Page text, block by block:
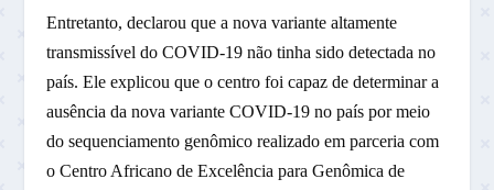
Entretanto, declarou que a nova variante altamente
transmissível do COVID-19 não tinha sido detectada no
país. Ele explicou que o centro foi capaz de determinar a
ausência da nova variante COVID-19 no país por meio
do sequenciamento genômico realizado em parceria com
o Centro Africano de Excelência para Genômica de